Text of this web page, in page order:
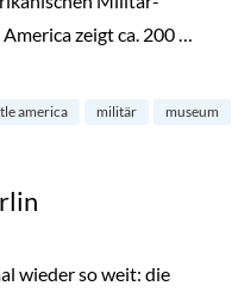
zeigt ca. 200 …
america militär museum
wieder so weit: die